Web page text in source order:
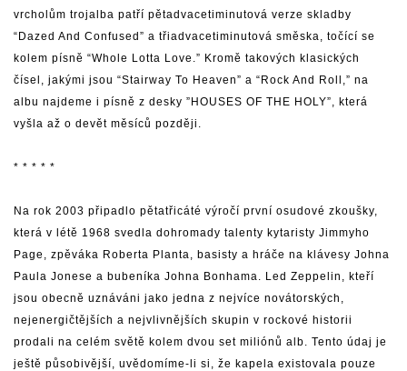
vrcholům trojalba patří pětadvacetiminutová verze skladby
“Dazed And Confused” a třiadvacetiminutová směska, točící se
kolem písně “Whole Lotta Love.” Kromě takových klasických
čísel, jakými jsou “Stairway To Heaven” a “Rock And Roll,” na
albu najdeme i písně z desky ”HOUSES OF THE HOLY”, která
vyšla až o devět měsíců později.
* * * * *
Na rok 2003 připadlo pětatřicáté výročí první osudové zkoušky,
která v létě 1968 svedla dohromady talenty kytaristy Jimmyho
Page, zpěváka Roberta Planta, basisty a hráče na klávesy Johna
Paula Jonese a bubeníka Johna Bonhama. Led Zeppelin, kteří
jsou obecně uznáváni jako jedna z nejvíce novátorských,
nejenergičtějších a nejvlivnějších skupin v rockové historii
prodali na celém světě kolem dvou set miliónů alb. Tento údaj je
ještě působivější, uvědomíme-li si, že kapela existovala pouze